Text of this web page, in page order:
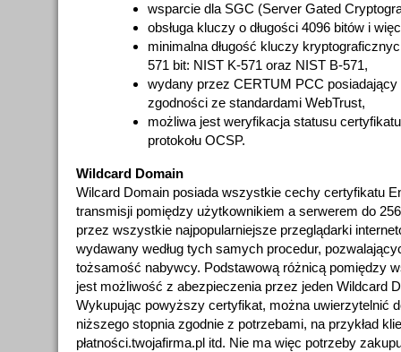
wsparcie dla SGC (Server Gated
obsługa kluczy o długości 4096 bitów i
minimalna długość kluczy
571 bit: NIST K-571 oraz NIST B-571,
wydany przez CERTUM PCC
zgodności ze standardami WebTrust,
możliwa jest weryfikacja statusu
protokołu OCSP.
Wildcard Domain
Wilcard Domain posiada wszystkie cechy certyfikatu
transmisji pomiędzy użytkownikiem a serwerem do
przez wszystkie najpopularniejsze przeglądarki
wydawany według tych samych procedur,
tożsamość nabywcy. Podstawową różnicą pomiędzy
jest możliwość z abezpieczenia przez jeden Wildcard
Wykupując powyższy certyfikat, można uwierzytelnić
niższego stopnia zgodnie z potrzebami, na przykład
płatności.twojafirma.pl itd. Nie ma więc potrzeby